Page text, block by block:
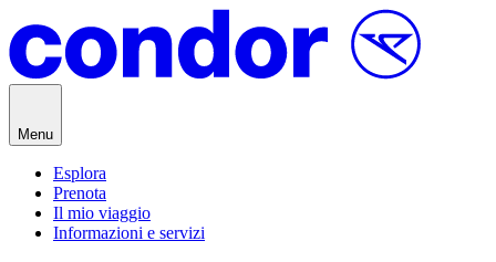
Menu
Esplora
Prenota
Il mio viaggio
Informazioni e servizi